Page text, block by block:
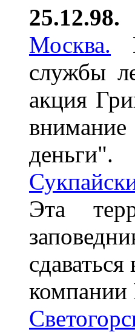
25.12.98.
Москва.
службы
акция
деньги".
Эта